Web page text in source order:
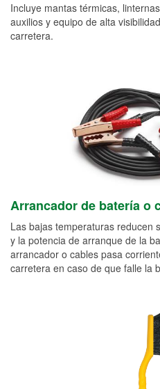
Incluye mantas térmicas,
auxilios y equipo de alta
carretera.
Arrancador de batería o
Las bajas temperaturas reducen
y la potencia de arranque de la
arrancador o cables pasa
carretera en caso de que falle la